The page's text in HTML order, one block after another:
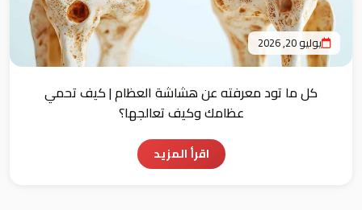
يوليو 20, 2026
كل ما تود معرفته عن هشاشة العظام | كيف تحمي
عظامك وكيف تعالجها؟
اقرأ المزيد